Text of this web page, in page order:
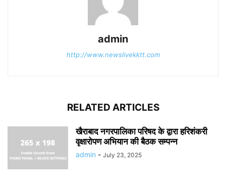
admin
http://www.newslivekktt.com
RELATED ARTICLES
खैराबाद नगरपालिका परिषद के द्वारा हरिशंकरी
वृक्षारोपण अभियान की बैठक सम्पन्न
admin - July 23, 2025